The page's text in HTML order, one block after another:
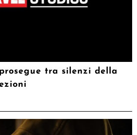
tra silenzi della